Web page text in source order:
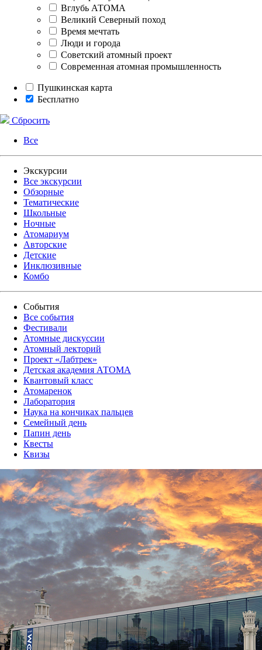
Вглубь АТОМА
Великий Северный поход
Время мечтать
Люди и города
Советский атомный проект
Современная атомная промышленность
Пушкинская карта
Бесплатно
Сбросить
Все
Экскурсии
Все экскурсии
Обзорные
Тематические
Школьные
Ночные
Атомариум
Авторские
Детские
Инклюзивные
Комбо
События
Все события
Фестивали
Атомные дискуссии
Атомный лекторий
Проект «Лабтрек»
Детская академия АТОМА
Квантовый класс
Атомаренок
Лаборатория
Наука на кончиках пальцев
Семейный день
Папин день
Квесты
Квизы